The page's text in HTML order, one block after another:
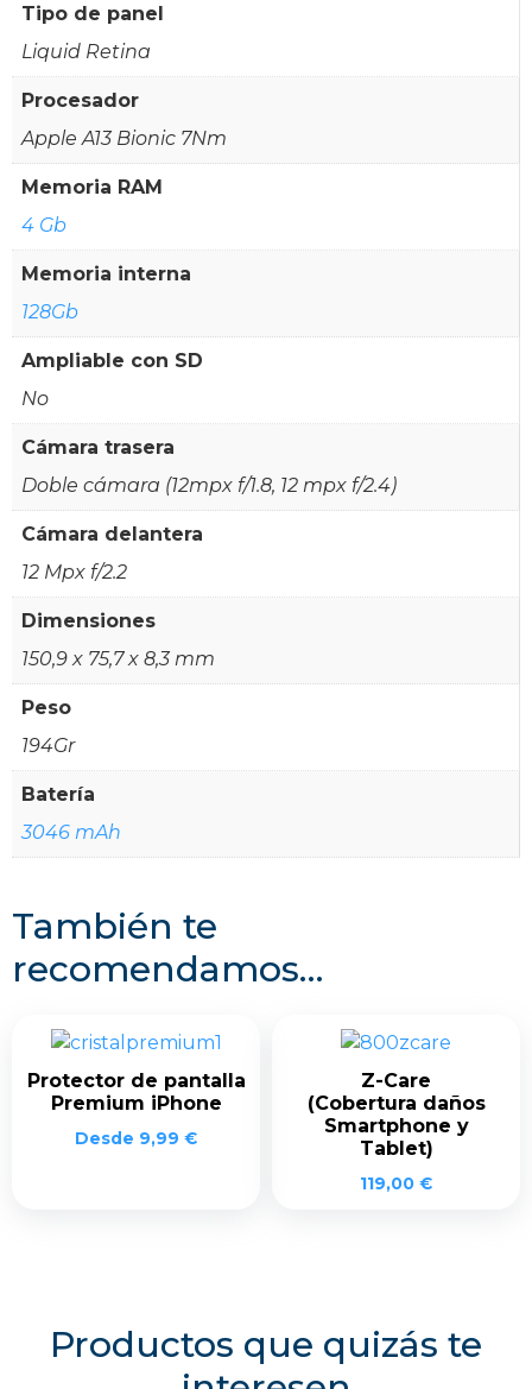
Tipo de panel
Liquid Retina
Procesador
Apple A13 Bionic 7Nm
Memoria RAM
4 Gb
Memoria interna
128Gb
Ampliable con SD
No
Cámara trasera
Doble cámara (12mpx f/1.8, 12 mpx f/2.4)
Cámara delantera
12 Mpx f/2.2
Dimensiones
150,9 x 75,7 x 8,3 mm
Peso
194Gr
Batería
3046 mAh
También te
recomendamos…
Protector de pantalla
Premium iPhone
Desde 9,99 €
Z-Care
(Cobertura daños
Smartphone y
Tablet)
119,00 €
Productos que quizás te